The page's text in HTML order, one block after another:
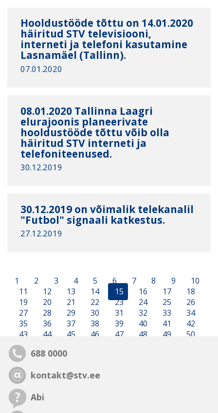
Hooldustööde tõttu on 14.01.2020
häiritud STV televisiooni,
interneti ja telefoni kasutamine
Lasnamäel (Tallinn).
07.01.2020
08.01.2020 Tallinna Laagri
elurajoonis planeerivate
hooldustööde tõttu võib olla
häiritud STV interneti ja
telefoniteenused.
30.12.2019
30.12.2019 on võimalik telekanalil
"Futbol" signaali katkestus.
27.12.2019
1 2 3 4 5 6 7 8 9
10
11
12 13 14 15 16 17
18
19
20 21 22 23 24 25
26
27
28 29 30 31 32 33
34
35
36 37 38 39 40 41
42
43
44 45 46 47 48 49 50
688 0000
kontakt@stv.ee
Abi